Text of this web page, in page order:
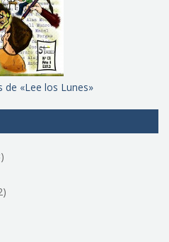
de «Lee los Lunes»